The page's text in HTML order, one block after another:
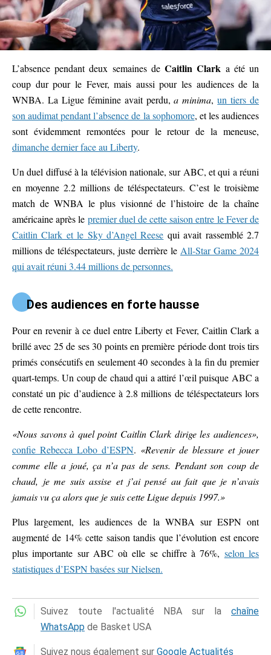
L’absence pendant deux semaines deCaitlin Clark a été un
coup dur pour le Fever, mais aussi pour les audiences de la
WNBA. La Ligue féminine avait perdu,a minima,un tiers de
son audimat pendant l’absence de la sophomore, et les audiences
sont évidemment remontées pour le retour de la meneuse,
dimanche dernier face au Liberty.
Un duel diffusé à la télévision nationale, sur ABC, et qui a réuni
en moyenne 2.2 millions de téléspectateurs. C’est le troisième
match de WNBA le plus visionné de l’histoire de la chaîne
américaine après le premier duel de cette saison entre le Fever de
Caitlin Clark et le Sky d’Angel Reese qui avait rassemblé 2.7
millions de téléspectateurs, juste derrière le All-Star Game 2024
qui avait réuni 3.44 millions de personnes.
Des audiences en forte hausse
Pour en revenir à ce duel entre Liberty et Fever, Caitlin Clark a
brillé avec 25 de ses 30 points en première période dont trois tirs
primés consécutifs en seulement 40 secondes à la fin du premier
quart-temps. Un coup de chaud qui a attiré l’œil puisque ABC a
constaté un pic d’audience à 2.8 millions de téléspectateurs lors
de cette rencontre.
«Nous savons à quel point Caitlin Clark dirige les audiences»,
confie Rebecca Lobo d’ESPN. «Revenir de blessure et jouer
comme elle a joué, ça n’a pas de sens. Pendant son coup de
chaud, je me suis assise et j’ai pensé au fait que je n’avais
jamais vu ça alors que je suis cette Ligue depuis 1997.»
Plus largement, les audiences de la WNBA sur ESPN ont
augmenté de 14% cette saison tandis que l’évolution est encore
plus importante sur ABC où elle se chiffre à 76%, selon les
statistiques d’ESPN basées sur Nielsen.
Suivez toute l'actualité NBA sur la chaîne
WhatsApp de Basket USA
Suivez nous également sur Google Actualités